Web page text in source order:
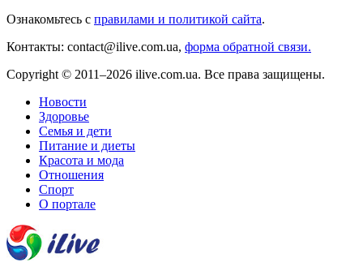
Ознакомьтесь с правилами и политикой сайта.
Контакты: contact@ilive.com.ua, форма обратной связи.
Copyright © 2011–2026 ilive.com.ua. Все права защищены.
Новости
Здоровье
Семья и дети
Питание и диеты
Красота и мода
Отношения
Спорт
О портале